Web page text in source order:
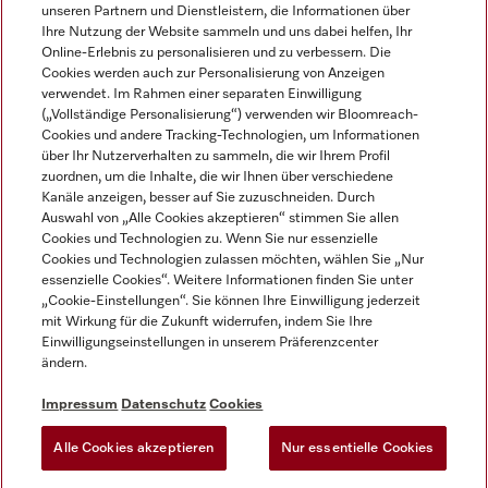
Impressum
AGB
Datenschutz
Nutzungsbedingungen
EU-Gesetzen über digitale Dienste
Cookie Einstellungen
Miele auf Instagram
Miele auf Facebook
Miele auf Youtube
unseren Partnern und Dienstleistern, die Informationen über
Ihre Nutzung der Website sammeln und uns dabei helfen, Ihr
Online-Erlebnis zu personalisieren und zu verbessern. Die
Cookies werden auch zur Personalisierung von Anzeigen
verwendet. Im Rahmen einer separaten Einwilligung
(„Vollständige Personalisierung“) verwenden wir Bloomreach-
Cookies und andere Tracking-Technologien, um Informationen
über Ihr Nutzerverhalten zu sammeln, die wir Ihrem Profil
zuordnen, um die Inhalte, die wir Ihnen über verschiedene
Kanäle anzeigen, besser auf Sie zuzuschneiden. Durch
Auswahl von „Alle Cookies akzeptieren“ stimmen Sie allen
Cookies und Technologien zu. Wenn Sie nur essenzielle
Cookies und Technologien zulassen möchten, wählen Sie „Nur
essenzielle Cookies“. Weitere Informationen finden Sie unter
„Cookie-Einstellungen“. Sie können Ihre Einwilligung jederzeit
mit Wirkung für die Zukunft widerrufen, indem Sie Ihre
Einwilligungseinstellungen in unserem Präferenzcenter
ändern.
Impressum Datenschutz Cookies
Alle Cookies akzeptieren Nur essentielle Cookies